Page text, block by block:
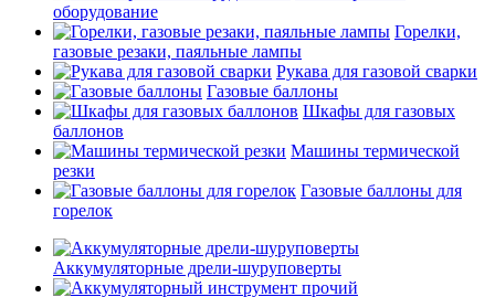
оборудование
Горелки,
газовые резаки, паяльные лампы
Рукава для газовой сварки
Газовые баллоны
Шкафы для газовых
баллонов
Машины термической
резки
Газовые баллоны для
горелок
Аккумуляторные дрели-шуруповерты